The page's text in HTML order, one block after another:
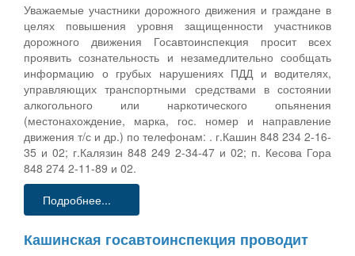
Уважаемые участники дорожного движения и граждане в
целях повышения уровня защищенности участников
дорожного движения Госавтоинспекция просит всех
проявить сознательность и незамедлительно сообщать
информацию о грубых нарушениях ПДД и водителях,
управляющих транспортными средствами в состоянии
алкогольного или наркотического опьянения
(местонахождение, марка, гос. номер и направление
движения т/с и др.) по телефонам: . г.Кашин 848 234 2-16-
35 и 02; г.Калязин 848 249 2-34-47 и 02; п. Кесова Гора
848 274 2-11-89 и 02.
Подробнее...
Кашинская госавтоинспекция проводит